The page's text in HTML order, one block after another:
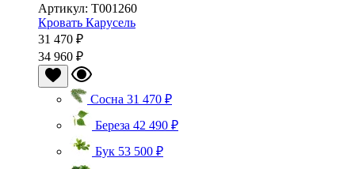
Артикул: Т001260
Кровать Карусель
31 470 ₽
34 960 ₽
Сосна 31 470 ₽
Береза 42 490 ₽
Бук 53 500 ₽